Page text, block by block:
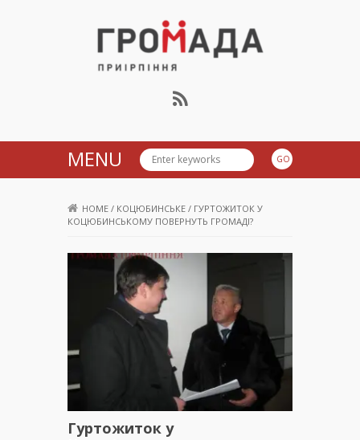
Громада Приірпіння
MENU
HOME / КОЦЮБИНСЬКЕ / ГУРТОЖИТОК У
КОЦЮБИНСЬКОМУ ПОВЕРНУТЬ ГРОМАДІ?
Гуртожиток у